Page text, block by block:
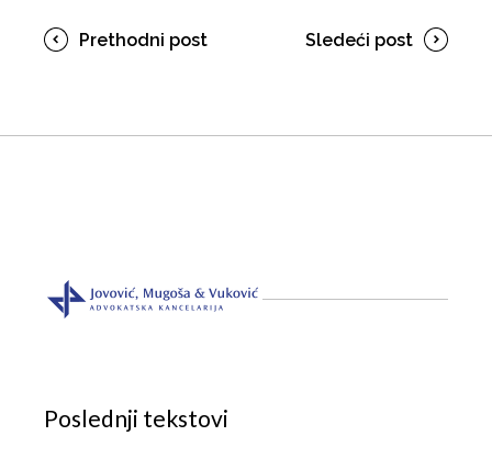
Prethodni post Sledeći post
Poslednji tekstovi